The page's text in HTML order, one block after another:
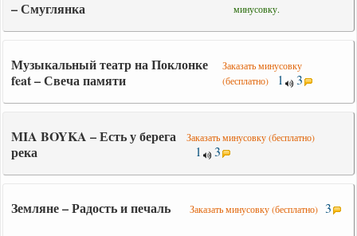
– Смуглянка
минусовку.
Музыкальный театр на Поклонке
feat – Свеча памяти
Заказать минусовку
(бесплатно)
1 3
MIA BOYKA – Есть у берега
река
Заказать минусовку (бесплатно)
1 3
Земляне – Радость и печаль Заказать минусовку (бесплатно) 3